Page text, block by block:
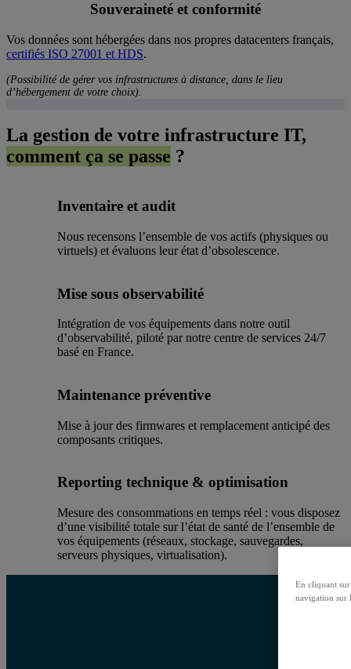
Souveraineté et conformité
Vos données sont hébergées dans nos propres datacenters français,
certifiés ISO 27001 et HDS.
(Possibilité de gérer vos infrastructures à distance, dans le lieu
d’hébergement de votre choix).
La gestion de votre infrastructure IT,
comment ça se passe ?
Inventaire et audit
Nous recensons l’ensemble de vos actifs (physiques ou
virtuels) et évaluons leur état d’obsolescence.
Mise sous observabilité
Intégration de vos équipements dans notre outil
d’observabilité, piloté par notre centre de services 24/7
basé en France.
Maintenance préventive
Mise à jour des firmwares et remplacement anticipé des
composants critiques.
Reporting technique & optimisation
Mesure des consommations en temps réel : vous disposez
d’une visibilité totale sur l’état de santé de l’ensemble de
vos équipements (réseaux, stockage, sauvegardes,
serveurs physiques, virtualisation).
En cliquant
navigation sur